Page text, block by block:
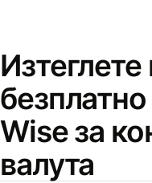
Wise за
валута